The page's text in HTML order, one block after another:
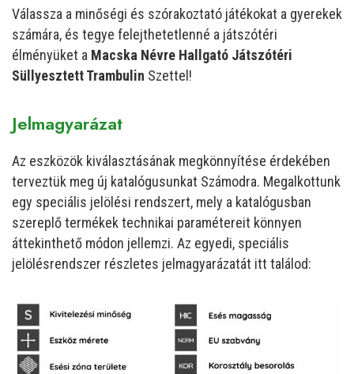
Válassza a minőségi és szórakoztató játékokat a gyerekek
számára, és tegye felejthetetlenné a játszótéri
élményüket a Macska Névre Hallgató Játszótéri
Süllyesztett Trambulin Szettel!
Jelmagyarázat
Az eszközök kiválasztásának megkönnyítése érdekében
terveztük meg új katalógusunkat Számodra. Megalkottunk
egy speciális jelölési rendszert, mely a katalógusban
szereplő termékek technikai paramétereit könnyen
áttekinthető módon jellemzi. Az egyedi, speciális
jelölésrendszer részletes jelmagyarázatát itt találod: